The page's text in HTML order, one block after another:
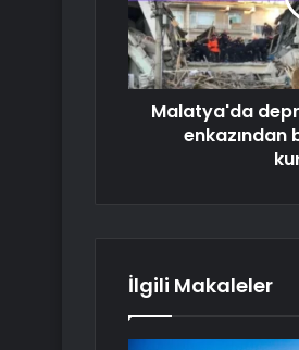
Malatya'da
enkazından
İlgili Makaleler